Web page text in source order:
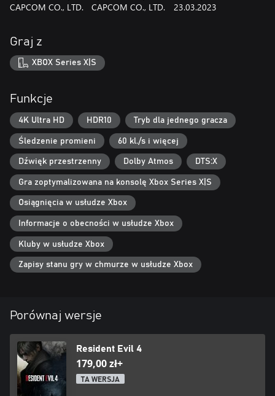
CAPCOM CO., LTD. CAPCOM CO., LTD. 23.03.2023
Graj z
XBOX Series X|S
Funkcje
4K Ultra HD HDR10 Tryb dla jednego gracza
Śledzenie promieni 60 kl./s i więcej
Dźwięk przestrzenny Dolby Atmos DTS:X
Gra zoptymalizowana na konsolę Xbox Series X|S
Osiągnięcia w usłudze Xbox
Informacje o obecności w usłudze Xbox
Kluby w usłudze Xbox
Zapisy stanu gry w chmurze w usłudze Xbox
Porównaj wersje
Resident Evil 4
179,00 zł+
TA WERSJA